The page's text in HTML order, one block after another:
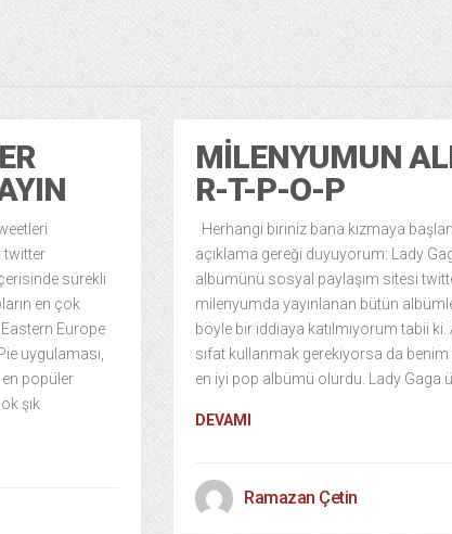
twitter
sürekli
en çok
Europe
uygulaması,
popüler
şık
MILENYUMUN
R-T-P-O-P
Herhangi biriniz bana kızmaya
açıklama gereği duyuyorum: Lady
albümünü sosyal paylaşım sitesi
milenyumda yayınlanan bütün
böyle bir iddiaya katılmıyorum tabii ki.
sıfat kullanmak gerekiyorsa da benim
en iyi pop albümü olurdu. Lady Gaga
DEVAMI
Ramazan Çetin